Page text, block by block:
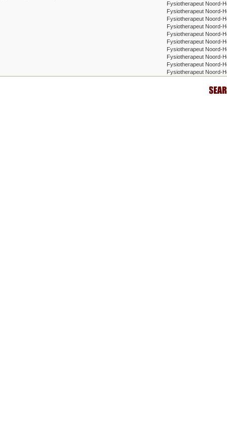
Fysiotherapeut Noord-
Fysiotherapeut Noord-
Fysiotherapeut Noord-
Fysiotherapeut Noord-
Fysiotherapeut Noord-
Fysiotherapeut Noord-
Fysiotherapeut Noord-
Fysiotherapeut Noord-
Fysiotherapeut Noord-
Fysiotherapeut Noord-